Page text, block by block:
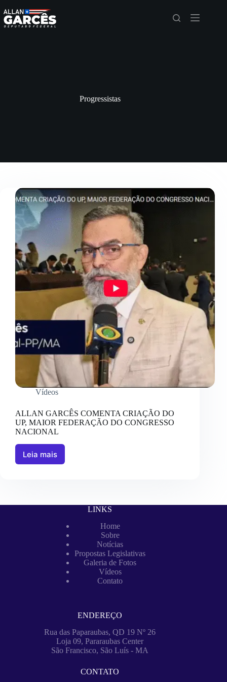
Progressistas
Vídeos
ALLAN GARCÊS COMENTA CRIAÇÃO DO
UP, MAIOR FEDERAÇÃO DO CONGRESSO
NACIONAL
Leia mais
LINKS
Home
Sobre
Notícias
Propostas Legislativas
Galeria de Fotos
Vídeos
Contato
ENDEREÇO
Rua das Paparaubas, QD 19 Nº 26
Loja 09, Pararaubas Center
São Francisco, São Luís - MA
CONTATO